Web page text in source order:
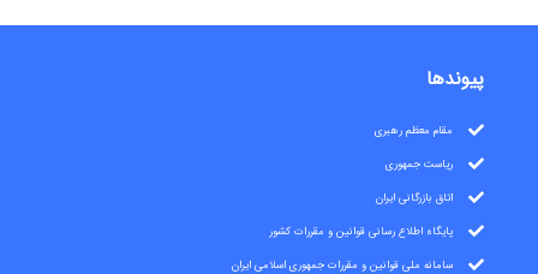
پیوندها
مقام معظم رهبری
ریاست جمهوری
اتاق بازرگانی ایران
پایگاه اطلاع رسانی قوانین و مقررات کشور
سامانه ملی قوانین و مقررات جمهوری اسلامی ایران